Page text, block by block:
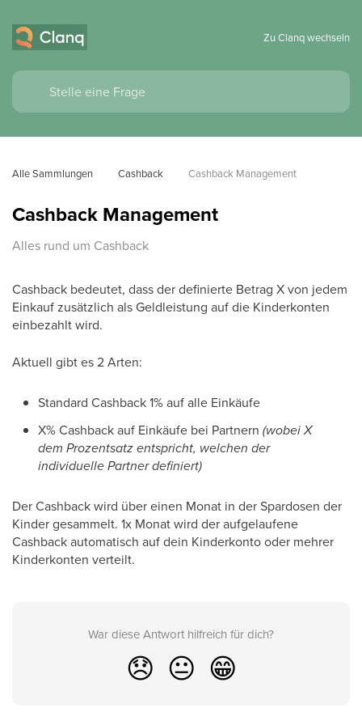
Zu Clanq wechseln
Alle Sammlungen Cashback Cashback Management
Cashback Management
Alles rund um Cashback
Cashback bedeutet, dass der definierte Betrag X von jedem
Einkauf zusätzlich als Geldleistung auf die Kinderkonten
einbezahlt wird.
Aktuell gibt es 2 Arten:
Standard Cashback 1% auf alle Einkäufe
X% Cashback auf Einkäufe bei Partnern (wobei X
dem Prozentsatz entspricht, welchen der
individuelle Partner definiert)
Der Cashback wird über einen Monat in der Spardosen der
Kinder gesammelt. 1x Monat wird der aufgelaufene
Cashback automatisch auf dein Kinderkonto oder mehrer
Kinderkonten verteilt.
War diese Antwort hilfreich für dich?
😞 😐 😁